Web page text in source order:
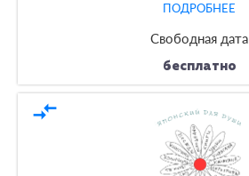
ПОДРОБНЕЕ
Свободная дата
бесплатно
compare_arrows